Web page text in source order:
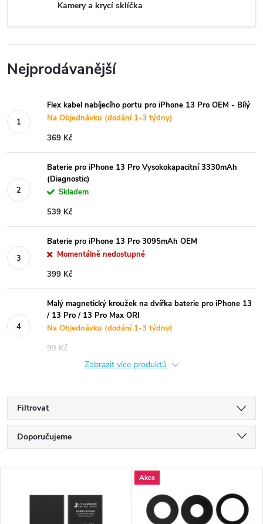
Kamery a krycí sklíčka
Nejprodávanější
Flex kabel nabíjecího portu pro iPhone 13 Pro OEM - Bílý
Na Objednávku (dodání 1-3 týdny)
369 Kč
Baterie pro iPhone 13 Pro Vysokokapacitní 3330mAh
(Diagnostic)
Skladem
539 Kč
Baterie pro iPhone 13 Pro 3095mAh OEM
Momentálně nedostupné
399 Kč
Malý magnetický kroužek na dvířka baterie pro iPhone 13
/ 13 Pro / 13 Pro Max ORI
Na Objednávku (dodání 1-3 týdny)
99 Kč
Zobrazit více produktů
Filtrovat
Ř
a
Doporučujeme
Nejprodávanější
Akce